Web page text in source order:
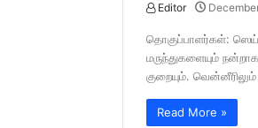
Editor
தொகுப்பாளர்கள்:
மருந்துகளையும்
குறையும்.
Read More »